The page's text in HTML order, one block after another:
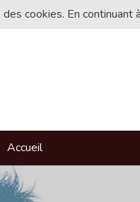
cookies. En
Accueil